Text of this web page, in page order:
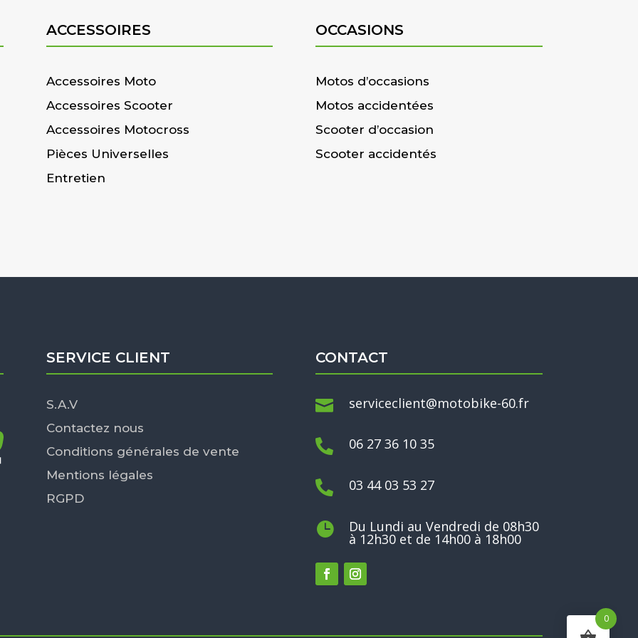
ACCESSOIRES
Accessoires Moto
Accessoires Scooter
Accessoires Motocross
Pièces Universelles
Entretien
OCCASIONS
Motos d’occasions
Motos accidentées
Scooter d’occasion
Scooter accidentés
SERVICE CLIENT
S.A.V
Contactez nous
Conditions générales de vente
Mentions légales
RGPD
CONTACT
 serviceclient@motobike-60.fr
 06 27 36 10 35
 03 44 03 53 27
 Du Lundi au Vendredi de 08h30
à 12h30 et de 14h00 à 18h00
0